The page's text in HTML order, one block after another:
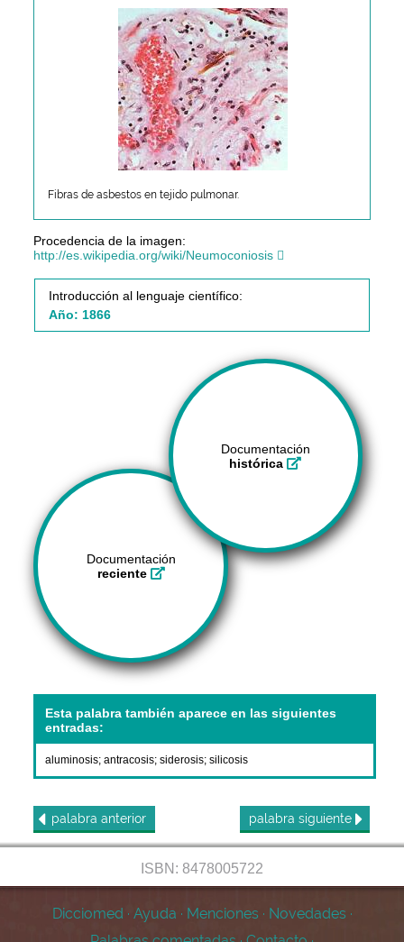
Fibras de asbestos en tejido pulmonar.
Procedencia de la imagen:
http://es.wikipedia.org/wiki/Neumoconiosis
Introducción al lenguaje científico:
Año: 1866
Documentación
histórica
Documentación
reciente
Esta palabra también aparece en las siguientes
entradas:
aluminosis;antracosis;siderosis;silicosis
palabra anterior palabra siguiente
ISBN: 8478005722
Dicciomed · Ayuda · Menciones · Novedades ·